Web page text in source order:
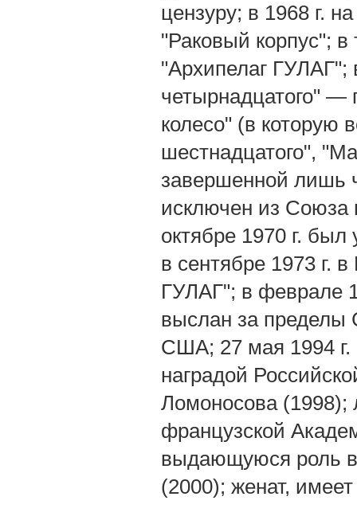
цензуру; в 1968 г.
"Раковый корпус"; в
"Архипелаг ГУЛАГ";
четырнадцатого" —
колесо" (в которую
шестнадцатого",
завершенной лишь
исключен из Союза
октябре 1970 г.
в сентябре 1973 г.
ГУЛАГ"; в феврале
выслан за пределы
США; 27 мая 1994 г.
наградой
Ломоносова (1998);
французской
выдающуюся роль в
(2000); женат,